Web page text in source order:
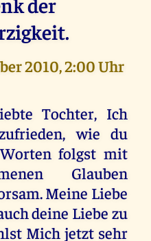
2010, 2:00 Uhr
Tochter, Ich
wie du
folgst mit
Glauben
Meine Liebe
deine Liebe zu
Mich jetzt sehr